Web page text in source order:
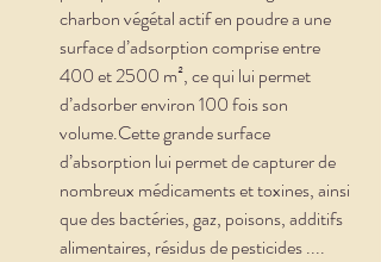
charbon végétal actif en poudre a une
surface d’adsorption comprise entre
400 et 2500 m², ce qui lui permet
d’adsorber environ 100 fois son
volume.Cette grande surface
d’absorption lui permet de capturer de
nombreux médicaments et toxines, ainsi
que des bactéries, gaz, poisons, additifs
alimentaires, résidus de pesticides ....